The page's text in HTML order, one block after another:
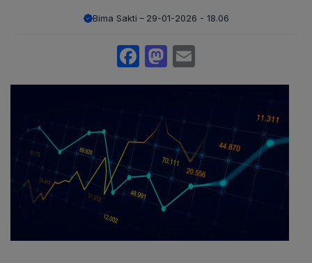
Bima Sakti 29-01-2026 - 18.06
Facebook
Mastodon